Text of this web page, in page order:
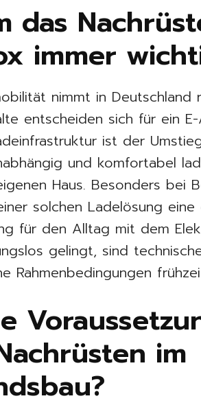
das
immer
nimmt in Deutschland
entscheiden sich für ein
ist der
und komfortabel
Haus. Besonders bei
solchen Ladelösung
für den Alltag mit dem
gelingt, sind
Rahmenbedingungen
im